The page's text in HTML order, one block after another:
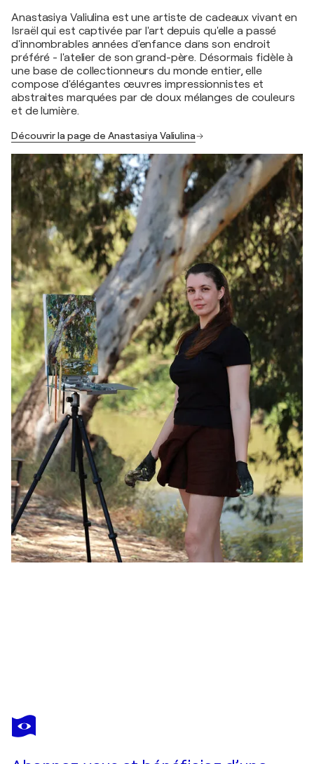
Anastasiya Valiulina est une artiste de cadeaux vivant en
Israël qui est captivée par l'art depuis qu'elle a passé
d'innombrables années d'enfance dans son endroit
préféré - l'atelier de son grand-père. Désormais fidèle à
une base de collectionneurs du monde entier, elle
compose d'élégantes œuvres impressionnistes et
abstraites marquées par de doux mélanges de couleurs
et de lumière.
Découvrir la page de Anastasiya Valiulina
ANASTASIYA
VALIULINA